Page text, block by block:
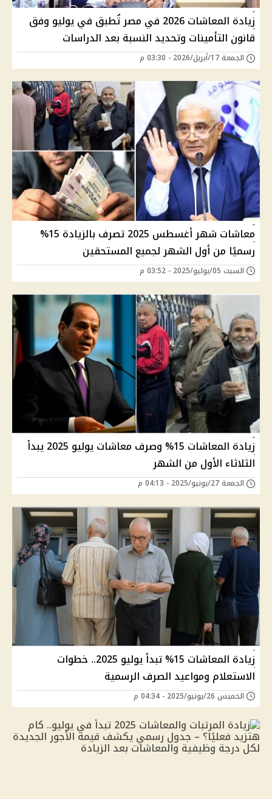
زيادة المعاشات 2026 في مصر تُطبق في يوليو وفق
قانون التأمينات وتحديد النسبة بعد الدراسات
الجمعة 17/أبريل/2026 - 03:30 م
معاشات شهر أغسطس 2025 تصرف بالزيادة 15%
رسميًا من أول الشهر لجميع المستحقين
السبت 05/يوليو/2025 - 03:52 م
زيادة المعاشات 15% وصرف معاشات يوليو 2025 يبدأ
الثلاثاء الأول من الشهر
الجمعة 27/يونيو/2025 - 04:13 م
زيادة المعاشات 15% تبدأ يوليو 2025.. خطوات
الاستعلام ومواعيد الصرف الرسمية
الخميس 26/يونيو/2025 - 04:34 م